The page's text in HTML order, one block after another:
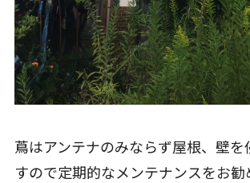
蔦はアンテナのみならず屋根、壁を
すので定期的なメンテナンスをお勧